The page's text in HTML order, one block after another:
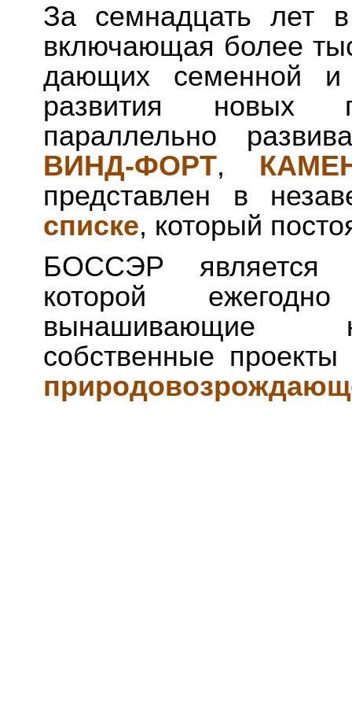
За семнадцать лет
включающая более
дающих семенной и
развития новых
параллельно
ВИНД-ФОРТ,
представлен в
списке, который
БОССЭР является
которой
вынашивающие
собственные